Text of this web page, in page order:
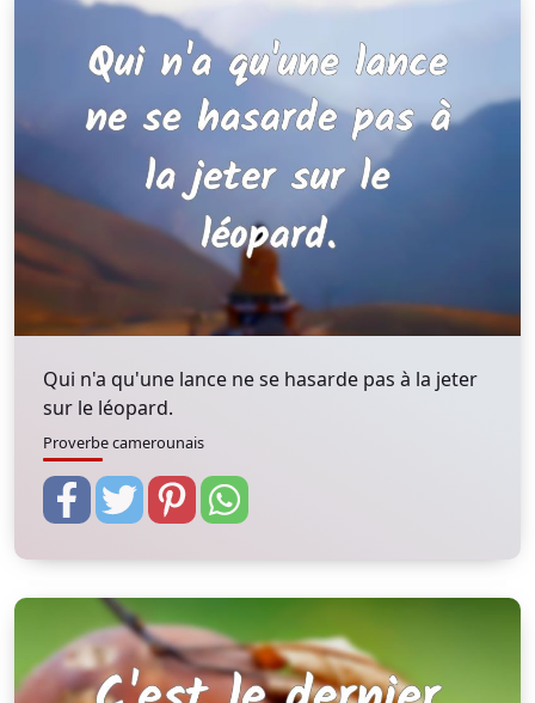
Qui n'a qu'une lance ne se hasarde pas à la jeter
sur le léopard.
Proverbe camerounais